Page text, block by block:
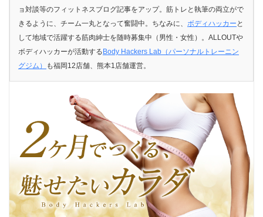
ョ対談等のフィットネスブログ記事をアップ。筋トレと執筆の両立がで
きるように、チーム一丸となって奮闘中。ちなみに、 ボディハッカー と
して地域で活躍する筋肉紳士を随時募集中（男性・女性）。ALLOUTや
ボディハッカーが活動するBody Hackers Lab（パーソナルトレーニン
グジム）
も福岡12店舗、熊本1店舗運営。